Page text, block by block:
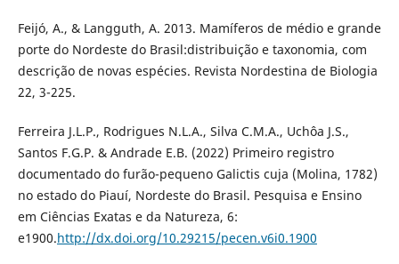
Feijó, A., & Langguth, A. 2013. Mamíferos de médio e grande
porte do Nordeste do Brasil:distribuição e taxonomia, com
descrição de novas espécies. Revista Nordestina de Biologia
22, 3-225.
Ferreira J.L.P., Rodrigues N.L.A., Silva C.M.A., Uchôa J.S.,
Santos F.G.P. & Andrade E.B. (2022) Primeiro registro
documentado do furão-pequeno Galictis cuja (Molina, 1782)
no estado do Piauí, Nordeste do Brasil. Pesquisa e Ensino
em Ciências Exatas e da Natureza, 6:
e1900.http://dx.doi.org/10.29215/pecen.v6i0.1900